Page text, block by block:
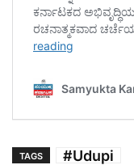
TAGS #Udupi